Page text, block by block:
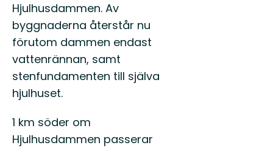
Hjulhusdammen. Av
byggnaderna återstår nu
förutom dammen endast
vattenrännan, samt
stenfundamenten till själva
hjulhuset.
1 km söder om
Hjulhusdammen passerar